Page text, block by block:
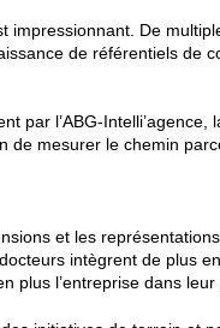
impressionnant. De
de référentiels de
par l’ABG-Intelli’agence,
de mesurer le chemin
et les
intègrent de plus
plus l’entreprise dans